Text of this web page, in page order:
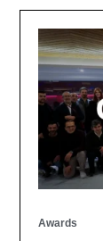
Awards